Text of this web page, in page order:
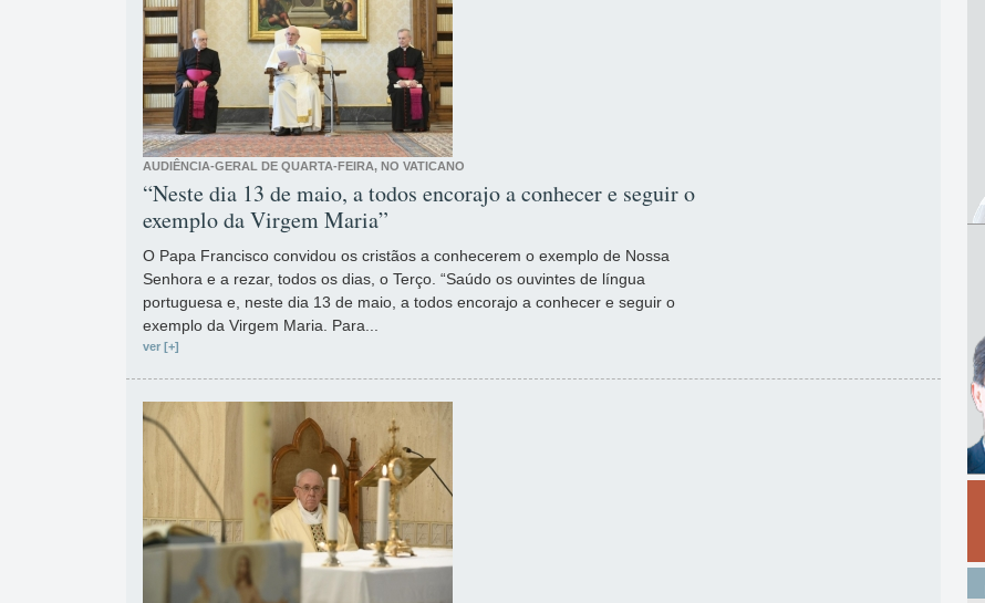
AUDIÊNCIA-GERAL DE QUARTA-FEIRA, NO VATICANO
“Neste dia 13 de maio, a todos encorajo a conhecer e seguir o
exemplo da Virgem Maria”
O Papa Francisco convidou os cristãos a conhecerem o exemplo de Nossa
Senhora e a rezar, todos os dias, o Terço. “Saúdo os ouvintes de língua
portuguesa e, neste dia 13 de maio, a todos encorajo a conhecer e seguir o
exemplo da Virgem Maria. Para...
ver [+]